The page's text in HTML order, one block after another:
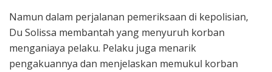
Namun dalam perjalanan pemeriksaan di kepolisian,
Du Solissa membantah yang menyuruh korban
menganiaya pelaku. Pelaku juga menarik
pengakuannya dan menjelaskan memukul korban